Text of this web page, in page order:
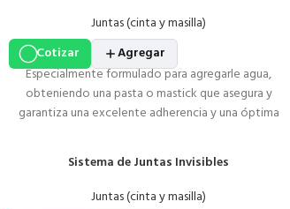
Juntas (cinta y masilla)
Cotizar
Agregar
Especialmente formulado para agregarle agua,
obteniendo una pasta o mastick que asegura y
garantiza una excelente adherencia y una óptima
minutos, lo que se traduce en un ahorro muy
importante en el tiempo de secado y por ende en
costos.
Sistema de Juntas Invisibles
Juntas (cinta y masilla)